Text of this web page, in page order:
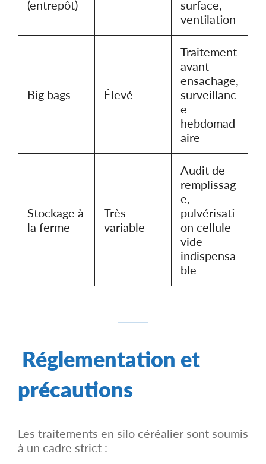
(entrepôt)
surface,
ventilation
Big bags Élevé
Traitement
avant
ensachage,
surveillanc
e
hebdomad
aire
Stockage à
la ferme
Très
variable
Audit de
remplissag
e,
pulvérisati
on cellule
vide
indispensa
ble
Réglementation et
précautions
Les traitements en silo céréalier sont soumis
à un cadre strict :